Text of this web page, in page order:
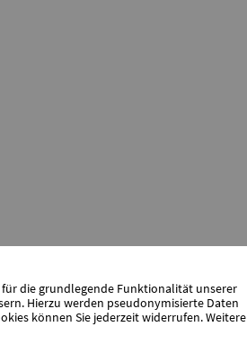
für die grundlegende Funktionalität unserer
Hierzu werden pseudonymisierte Daten
können Sie jederzeit widerrufen. Weitere